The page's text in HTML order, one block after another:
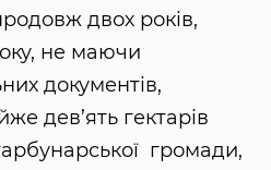
двох років,
не маючи
документів,
дев’ять гектарів
громади,